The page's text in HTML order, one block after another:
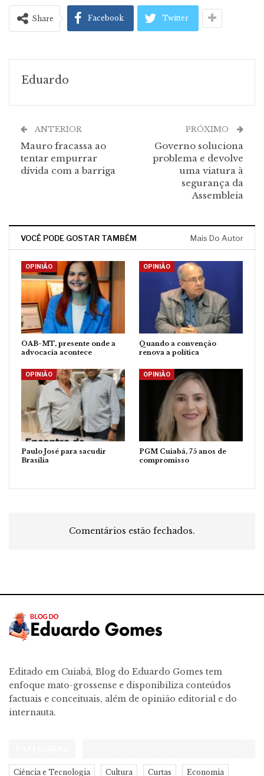
Share Facebook Twitter
Eduardo
ANTERIOR
Mauro fracassa ao
tentar empurrar
dívida com a barriga
PRÓXIMO
Governo soluciona
problema e devolve
uma viatura à
segurança da
Assembleia
VOCÊ PODE GOSTAR TAMBÉM Mais Do Autor
OPINIÃO
OAB-MT, presente onde a
advocacia acontece
OPINIÃO
Quando a convenção
renova a política
OPINIÃO
Paulo José para sacudir
Brasília
OPINIÃO
PGM Cuiabá, 75 anos de
compromisso
Comentários estão fechados.
Editado em Cuiabá, Blog do Eduardo Gomes tem
enfoque mato-grossense e disponibiliza conteúdos
factuais e conceituais, além de opinião editorial e do
internauta.
CATEGORIAS
Ciência e Tecnologia Cultura Curtas Economia